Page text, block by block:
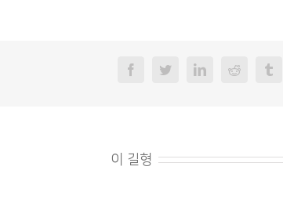
FacebookTwitterLinkedinReddit
이 길형